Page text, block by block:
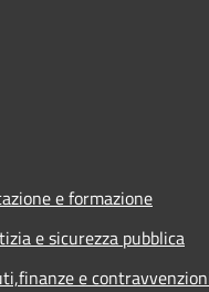
e formazione
e sicurezza pubblica
e